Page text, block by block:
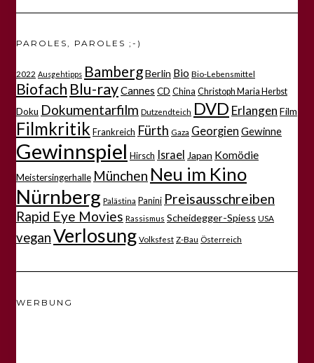
PAROLES, PAROLES ;-)
2022 Ausgehtipps BambergBerlin Bio Bio-Lebensmittel
Biofach Blu-rayCannes CD China Christoph Maria Herbst
Doku Dokumentarfilm Dutzendteich DVD Erlangen Film
Filmkritik Frankreich Fürth Gaza Georgien Gewinne
Gewinnspiel Hirsch Israel Japan Komödie
Meistersingerhalle München Neu im Kino
Nürnberg Palästina Panini Preisausschreiben
Rapid Eye Movies Rassismus Scheidegger-Spiess USA
veganVerlosung Volksfest Z-Bau Österreich
WERBUNG